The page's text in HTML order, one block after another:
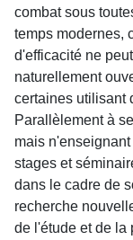
combat sous
temps modernes,
d'efficacité ne
naturellement
certaines utilisant
Parallèlement à
mais
stages et
dans le cadre de
recherche
de l'étude et de la